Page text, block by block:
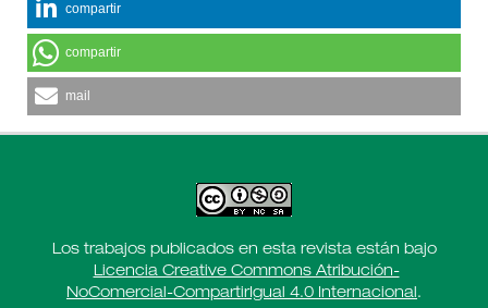
compartir
compartir
mail
Los trabajos publicados en esta revista están bajo
Licencia Creative Commons Atribución-
NoComercial-CompartirIgual 4.0 Internacional.